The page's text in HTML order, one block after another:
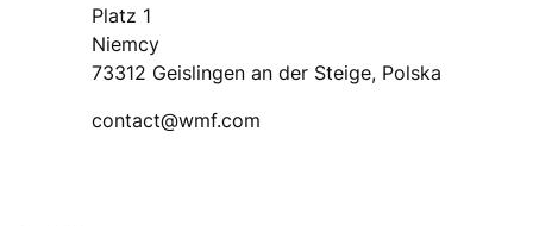
Platz 1
Niemcy
73312 Geislingen an der Steige, Polska
contact@wmf.com